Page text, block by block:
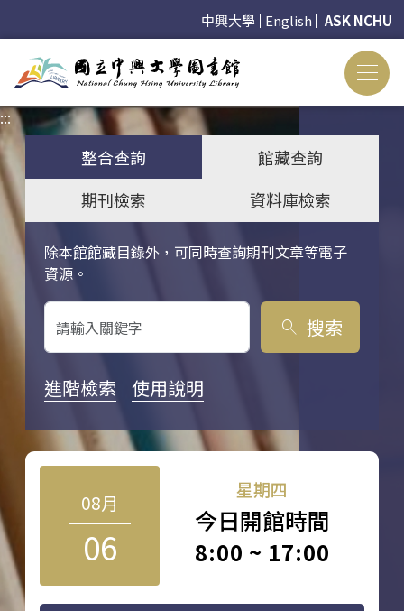
中興大學 English ASK NCHU
:::
整合查詢
館藏查詢
期刊檢索
資料庫檢索
除本館館藏目錄外，可同時查詢期刊文章等電子
資源。
關鍵字搜尋
search 搜索
進階檢索 使用說明
08月
06
星期四
今日開館時間
8:00 ~ 17:00